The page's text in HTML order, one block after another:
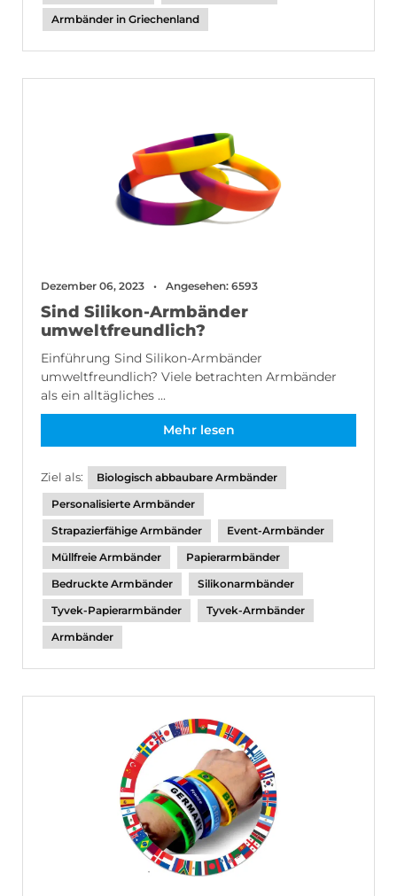
Armbänder in Griechenland
Dezember 06, 2023 Angesehen: 6593
Sind Silikon-Armbänder
umweltfreundlich?
Einführung Sind Silikon-Armbänder
umweltfreundlich? Viele betrachten Armbänder
als ein alltägliches ...
Mehr lesen
Ziel als:
Biologisch abbaubare Armbänder
Personalisierte Armbänder
Strapazierfähige Armbänder
Event-Armbänder
Müllfreie Armbänder
Papierarmbänder
Bedruckte Armbänder
Silikonarmbänder
Tyvek-Papierarmbänder
Tyvek-Armbänder
Armbänder